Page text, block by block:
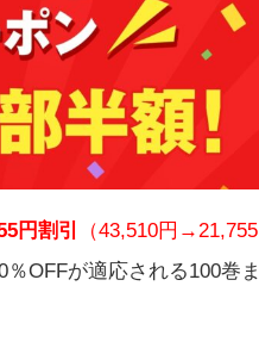
円割引
（43,510円→21,755
％OFFが適応される100巻ま